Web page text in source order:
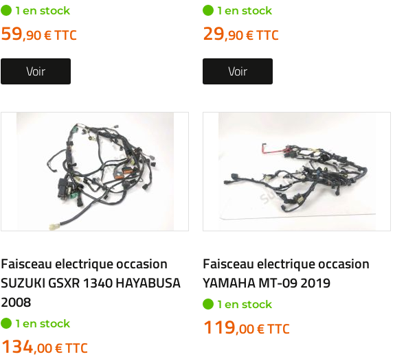
1 en stock
59,90 € TTC
Voir
1 en stock
29,90 € TTC
Voir
Faisceau electrique occasion
SUZUKI GSXR 1340 HAYABUSA
2008
1 en stock
134,00 € TTC
Faisceau electrique occasion
YAMAHA MT-09 2019
1 en stock
119,00 € TTC